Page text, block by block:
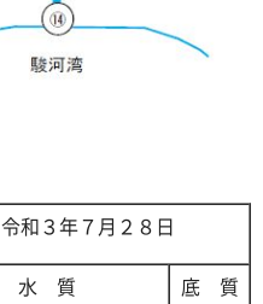
令和３年７月２８日
水 質 底 質